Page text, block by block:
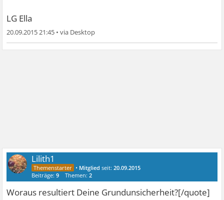
LG Ella
20.09.2015 21:45 •
Lilith1
• Mitglied seit:20.09.2015
Beiträge:9 Themen:2
Woraus resultiert Deine Grundunsicherheit?[/quote]